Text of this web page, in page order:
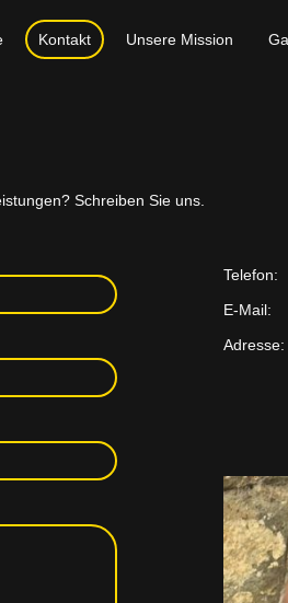
Kontakt Unsere Mission
Telefon:
E-Mail:
Adresse:
Schreiben Sie uns.